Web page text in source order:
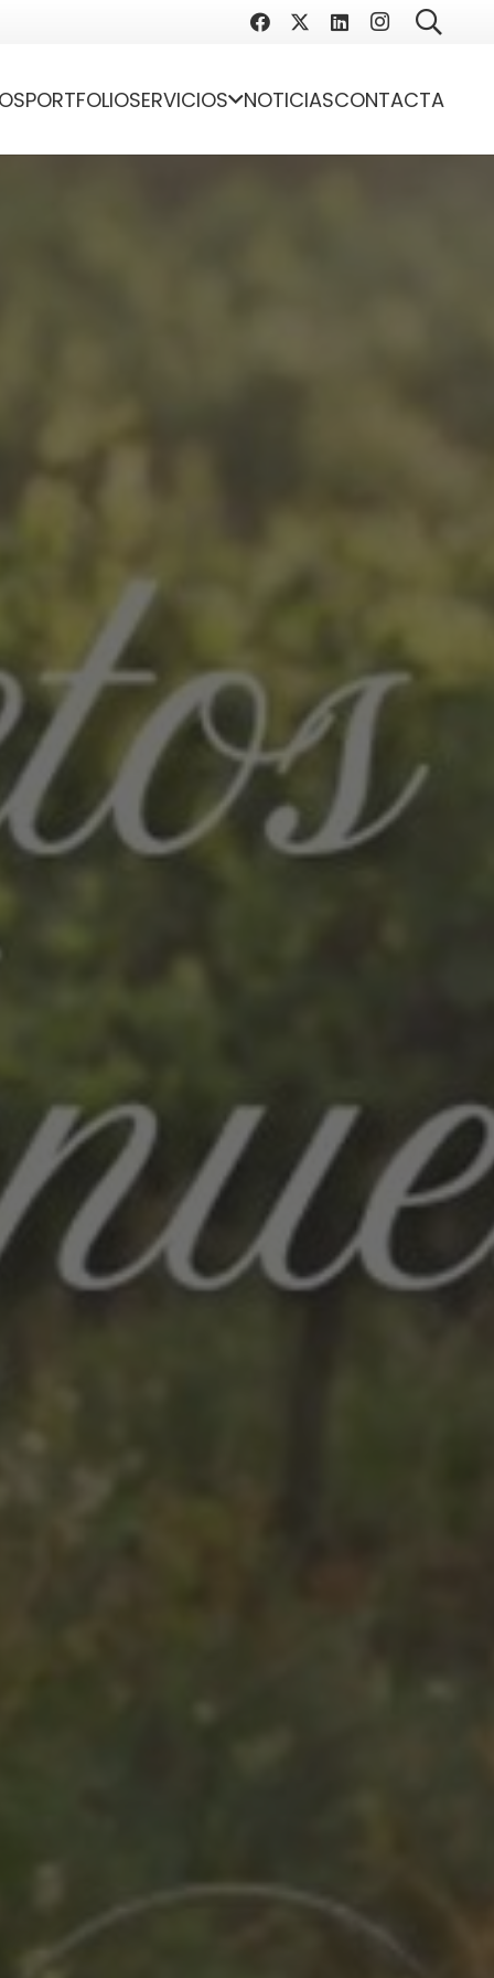
PORTFOLIOSERVICIOS NOTICIASCONTACTA